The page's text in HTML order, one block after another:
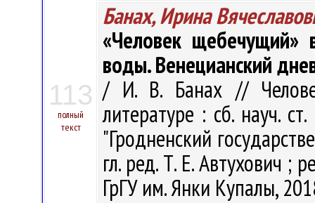
113
полный
текст
Банах, Ирина
«Человек щебечущий»
воды. Венецианский
/ И. В. Банах //
литературе : сб. науч.
"Гродненский
гл. ред. Т. Е. Автухович ;
ГрГУ им. Янки Купалы,